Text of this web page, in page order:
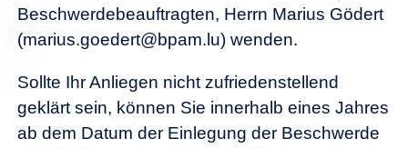
Beschwerdebeauftragten, Herrn Marius Gödert
(marius.goedert@bpam.lu) wenden.
Sollte Ihr Anliegen nicht zufriedenstellend
geklärt sein, können Sie innerhalb eines Jahres
ab dem Datum der Einlegung der Beschwerde